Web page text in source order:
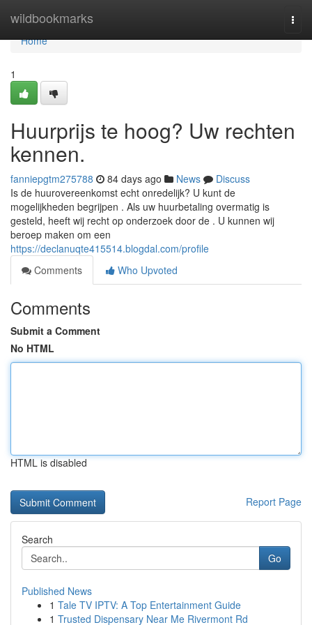
wildbookmarks
Home
Home
1
Huurprijs te hoog? Uw rechten
kennen.
fanniepgtm275788 84 days ago News
Discuss
Is de huurovereenkomst echt onredelijk? U kunt de
mogelijkheden begrijpen . Als uw huurbetaling overmatig is
gesteld, heeft wij recht op onderzoek door de . U kunnen wij
beroep maken om een
https://declanuqte415514.blogdal.com/profile
Comments
Who Upvoted
Comments
Submit a Comment
No HTML
HTML is disabled
Report Page
Search
Go
Published News
1 Tale TV IPTV: A Top Entertainment Guide
1 Trusted Dispensary Near Me Rivermont Rd